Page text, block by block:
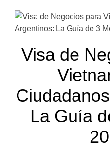
Visa de
La Guía